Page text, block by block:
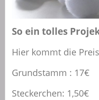
So ein tolles
Hier kommt die
Grundstamm : 17€
Steckerchen: 1,50€